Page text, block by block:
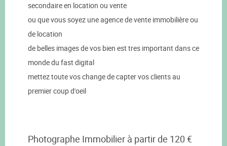
secondaire en location ou vente
ou que vous soyez une agence de vente immobilière ou
de location
de belles images de vos bien est tres important dans ce
monde du fast digital
mettez toute vos change de capter vos clients au
premier coup d'oeil
Photographe Immobilier à partir de 120 €